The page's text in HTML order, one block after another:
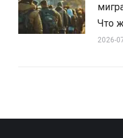
Что
2026-